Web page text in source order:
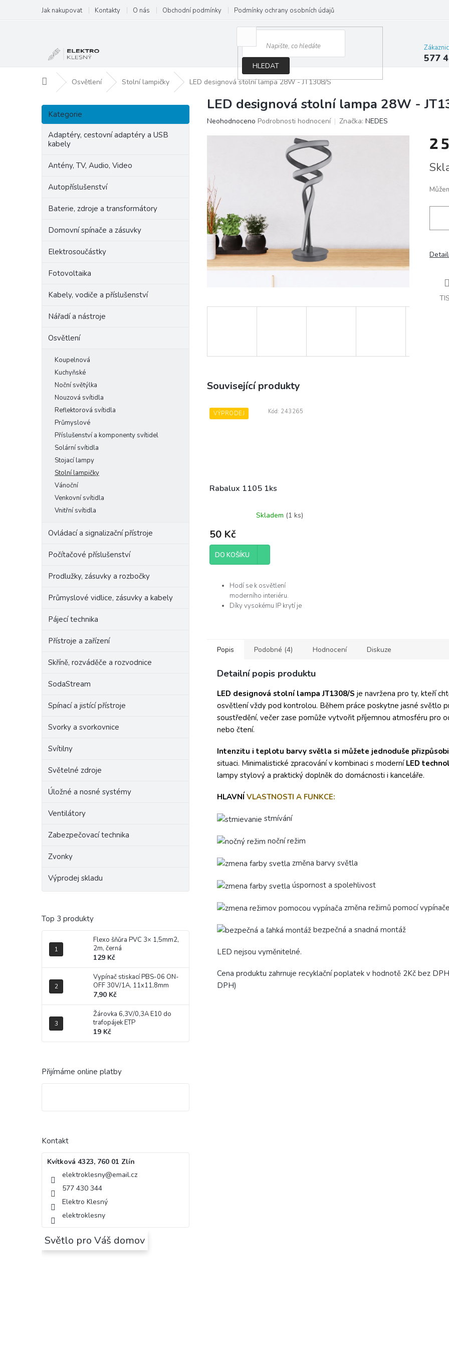
obsah
Jak nakupovat Kontakty O nás Obchodní podmínky Podmínky ochrany osobních údajů
HLEDAT
577
Domů Osvětlení Stolní lampičky LED designová stolní lampa 28W - JT1308/S
P
s
Přeskočit
kategorie
Kategorie
Adaptéry, cestovní adaptéry a USB
kabely
Antény, TV, Audio, Video
Autopříslušenství
Baterie, zdroje a transformátory
Domovní spínače a zásuvky
Elektrosoučástky
Fotovoltaika
Kabely, vodiče a příslušenství
Nářadí a nástroje
Osvětlení
Koupelnová
Kuchyňské
Noční světýlka
Nouzová svítidla
Reflektorová svítidla
Průmyslové
Příslušenství a komponenty svítidel
Solární svítidla
Stojací lampy
Stolní lampičky
Vánoční
Venkovní svítidla
Vnitřní svítidla
Ovládací a signalizační přístroje
Počítačové příslušenství
Prodlužky, zásuvky a rozbočky
Průmyslové vidlice, zásuvky a kabely
Pájecí technika
Přístroje a zařízení
Skříně, rozváděče a rozvodnice
SodaStream
Spínací a jistící přístroje
Svorky a svorkovnice
Svítilny
Světelné zdroje
Úložné a nosné systémy
Ventilátory
Zabezpečovací technika
Zvonky
Výprodej skladu
Top 3 produkty
Flexo šňůra PVC 3× 1,5mm2,
2m, černá
129 Kč
Vypínač stiskací PBS-06 ON-
OFF 30V/1A, 11x11,8mm
7,90 Kč
Žárovka 6,3V/0,3A E10 do
trafopájek ETP
19 Kč
Přijímáme online platby
Kontakt
Kvítková 4323, 760 01 Zlín
elektroklesny@email.cz
577 430 344
Elektro Klesný
elektroklesny
Světlo pro Váš domov
LED designová stolní lampa 28W -
Průměrné
hvězdiček.
Neohodnoceno Podrobnosti hodnocení Značka: NEDES
2
cena:
Související produkty
VÝPRODEJ
Rabalux 1105 1ks
Skladem (1 ks)
50 Kč
DO KOŠÍKU
Hodí se k osvětlení
moderního interiéru.
Díky vysokému IP krytí je
balení.
Kód: 243265
Popis Podobné (4) Hodnocení Diskuze
Detailní popis produktu
LED designová stolní lampa JT1308/S je navržena pro ty, kteří
osvětlení vždy pod kontrolou. Během práce poskytne jasné světlo
soustředění, večer zase pomůže vytvořit příjemnou atmosféru pro
nebo čtení.
Intenzitu i teplotu barvy světla si můžete jednoduše
situaci. Minimalistické zpracování v kombinaci s moderní LED
lampy stylový a praktický doplněk do domácnosti i kanceláře.
HLAVNÍ VLASTNOSTI A FUNKCE:
stmívání
noční režim
změna barvy světla
úspornost a spolehlivost
změna režimů pomocí vypínače
bezpečná a snadná montáž
LED nejsou vyměnitelné.
Cena produktu zahrnuje recyklační poplatek v hodnotě 2Kč bez
DPH)